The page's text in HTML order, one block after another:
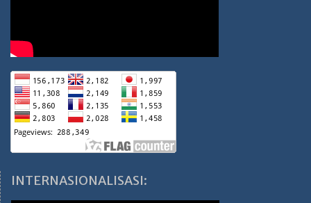
INTERNASIONALISASI: